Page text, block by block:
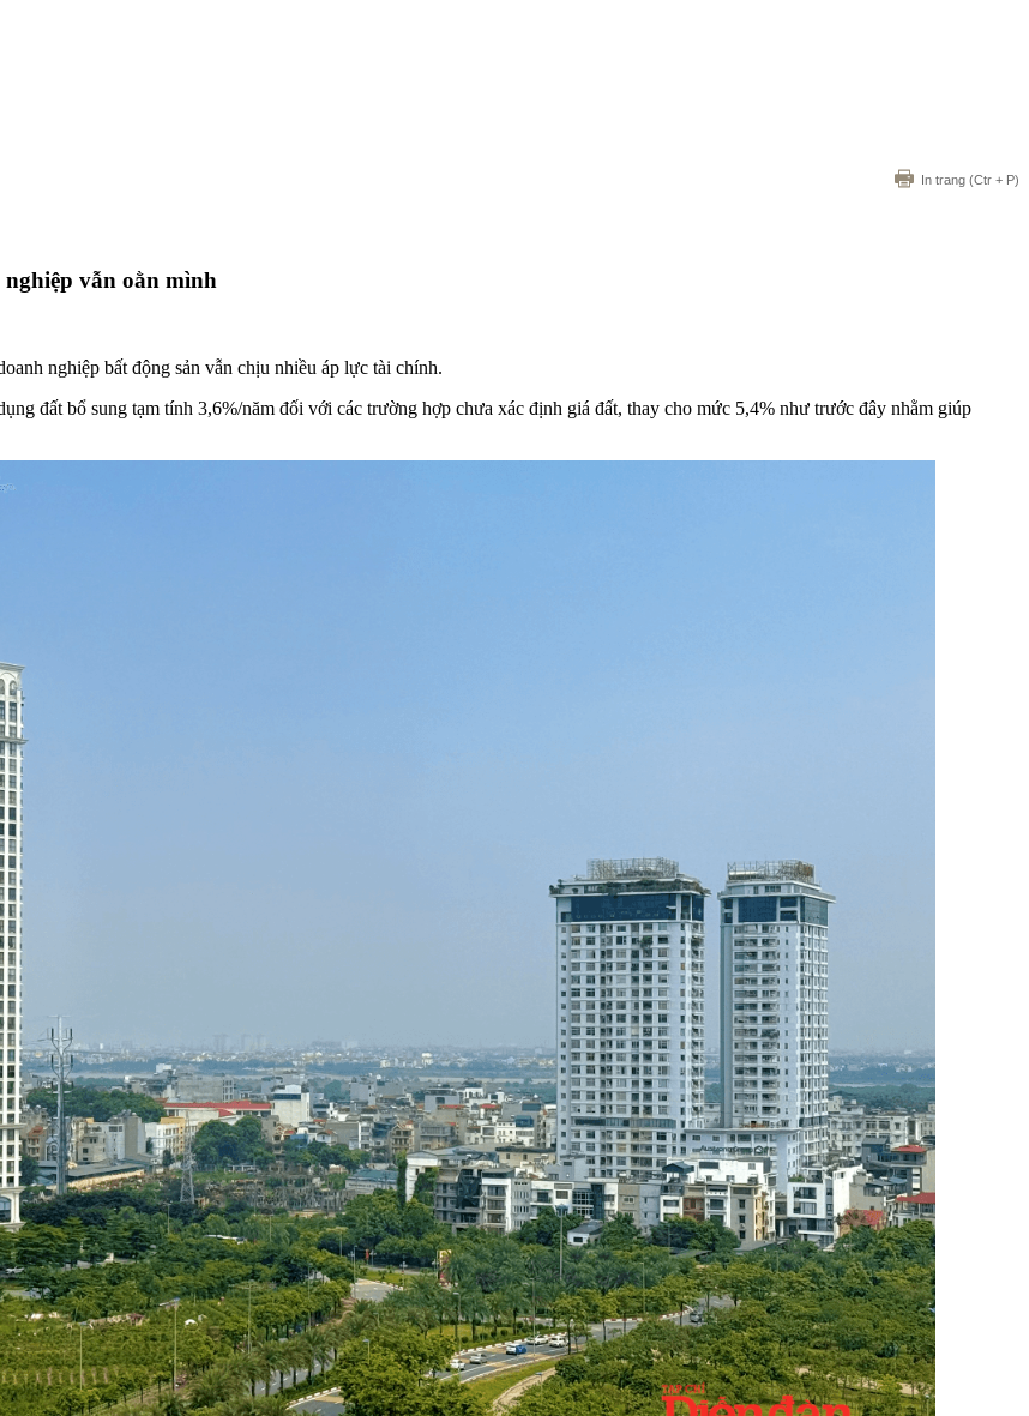
In trang (Ctr + P)
vẫn oằn mình
nghiệp bất động sản vẫn chịu nhiều áp lực tài chính.
đất bổ sung tạm tính 3,6%/năm đối với các trường hợp chưa xác định giá đất, thay cho mức 5,4% như trước đây nhằm giúp